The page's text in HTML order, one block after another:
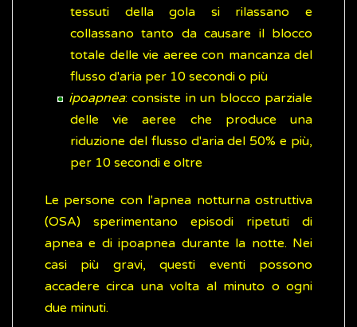
tessuti della gola si rilassano e
collassano tanto da causare il blocco
totale delle vie aeree con mancanza del
flusso d'aria per 10 secondi o più
ipoapnea: consiste in un blocco parziale
delle vie aeree che produce una
riduzione del flusso d'aria del 50% e più,
per 10 secondi e oltre
Le persone con l'apnea notturna ostruttiva
(OSA) sperimentano episodi ripetuti di
apnea e di ipoapnea durante la notte. Nei
casi più gravi, questi eventi possono
accadere circa una volta al minuto o ogni
due minuti.